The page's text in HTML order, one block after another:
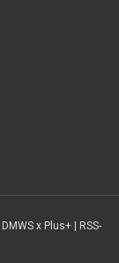
DMWS x Plus+ | RSS-